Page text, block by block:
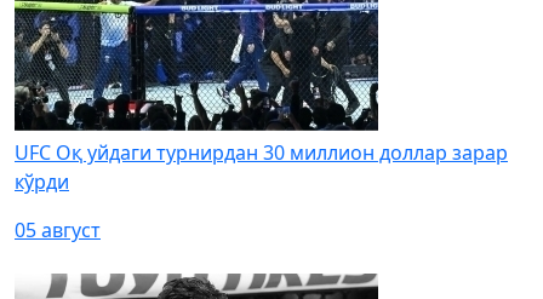
UFC Оқ уйдаги турнирдан 30 миллион доллар зарар
кўрди
05 август